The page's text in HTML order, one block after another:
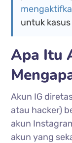
untuk
Apa Itu
Akun IG
atau hacker)
akun
akun yang